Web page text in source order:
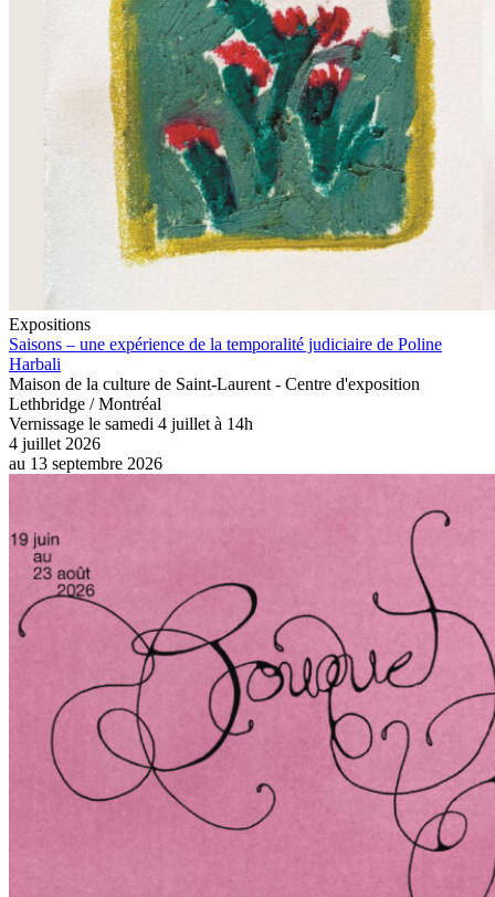
Expositions
Saisons – une expérience de la temporalité judiciaire de Poline
Harbali
Maison de la culture de Saint-Laurent - Centre d'exposition
Lethbridge / Montréal
Vernissage le samedi 4 juillet à 14h
4 juillet 2026
au 13 septembre 2026